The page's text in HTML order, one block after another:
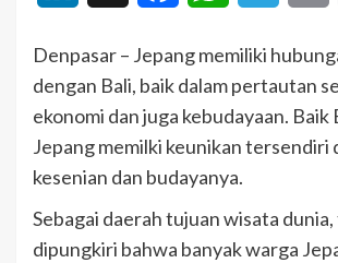
Denpasar – Jepang memiliki
dengan Bali, baik dalam pertautan
ekonomi dan juga kebudayaan. Baik
Jepang memilki keunikan tersendiri
kesenian dan budayanya.
Sebagai daerah tujuan wisata
dipungkiri bahwa banyak warga